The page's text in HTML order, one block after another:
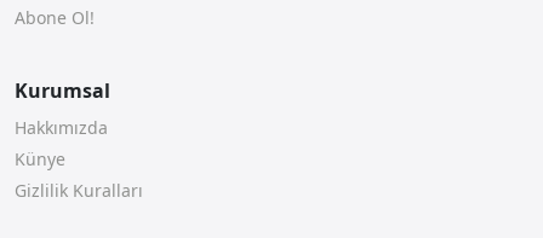
Abone Ol!
Kurumsal
Hakkımızda
Künye
Gizlilik Kuralları